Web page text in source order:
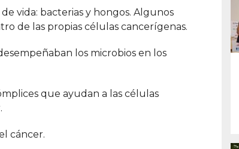
vida: bacterias y hongos. Algunos
de las propias células cancerígenas.
los microbios en los
que ayudan a las células
cáncer.